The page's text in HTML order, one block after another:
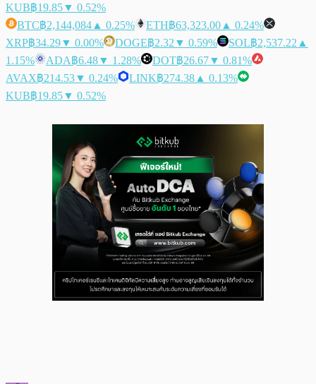
KUB฿19.85▼ 0.52%
BTC฿2,144,084 ▲ 0.25% ETH฿63,323.00 ▲ 0.24%
XRP฿34.29▼ 0.00% DOGE฿2.32 ▼ 0.59% SOL฿2,537.22 ▲
1.15%
ADA฿6.48▼ 1.28% DOT฿26.67▼ 0.81%
AVAX฿214.53▼ 0.24% LINK฿274.38 ▲ 0.13%
KUB฿19.85▼ 0.52%